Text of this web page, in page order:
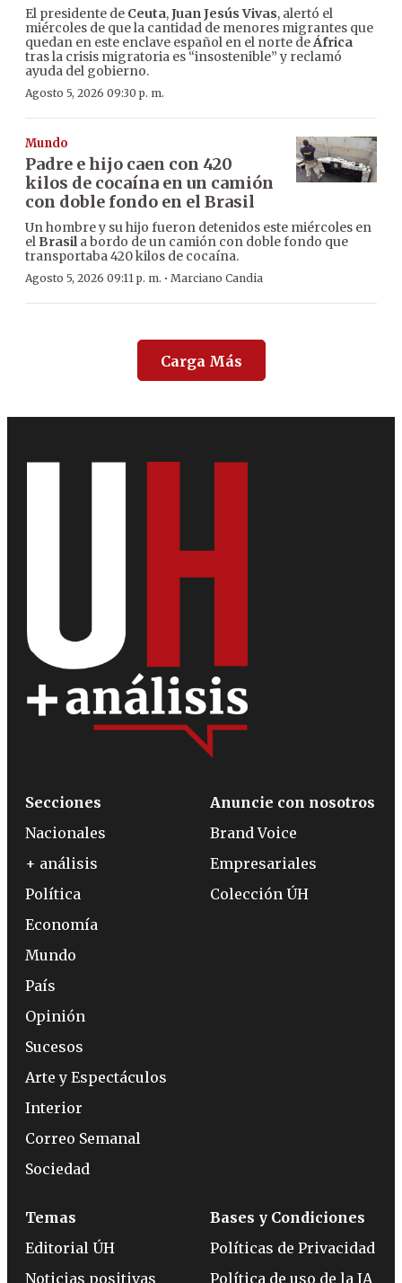
El presidente de Ceuta,Juan Jesús Vivas, alertó el
miércoles de que la cantidad de menores migrantes que
quedan en este enclave español en el norte deÁfrica
tras la crisis migratoria es “insostenible” y reclamó
ayuda del gobierno.
Agosto 5, 2026 09:30 p. m.
Mundo
Padre e hijo caen con 420
kilos de cocaína en un camión
con doble fondo en el Brasil
Un hombre y su hijo fueron detenidos este miércoles en
el Brasila bordo de un camión con doble fondo que
transportaba 420 kilos de cocaína.
Agosto 5, 2026 09:11 p. m. · Marciano Candia
Carga Más
Secciones
Nacionales
+ análisis
Política
Economía
Mundo
País
Opinión
Sucesos
Arte y Espectáculos
Interior
Correo Semanal
Sociedad
Anuncie con nosotros
Brand Voice
Empresariales
Colección ÚH
Temas
Editorial ÚH
Noticias positivas
Bases y Condiciones
Políticas de Privacidad
Política de uso de la IA